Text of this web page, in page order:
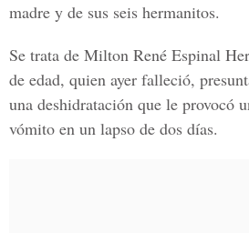
madre y de sus seis hermanitos.
Se trata de Milton René Espinal
de edad, quien ayer falleció,
una deshidratación que le provocó
vómito en un lapso de dos días.